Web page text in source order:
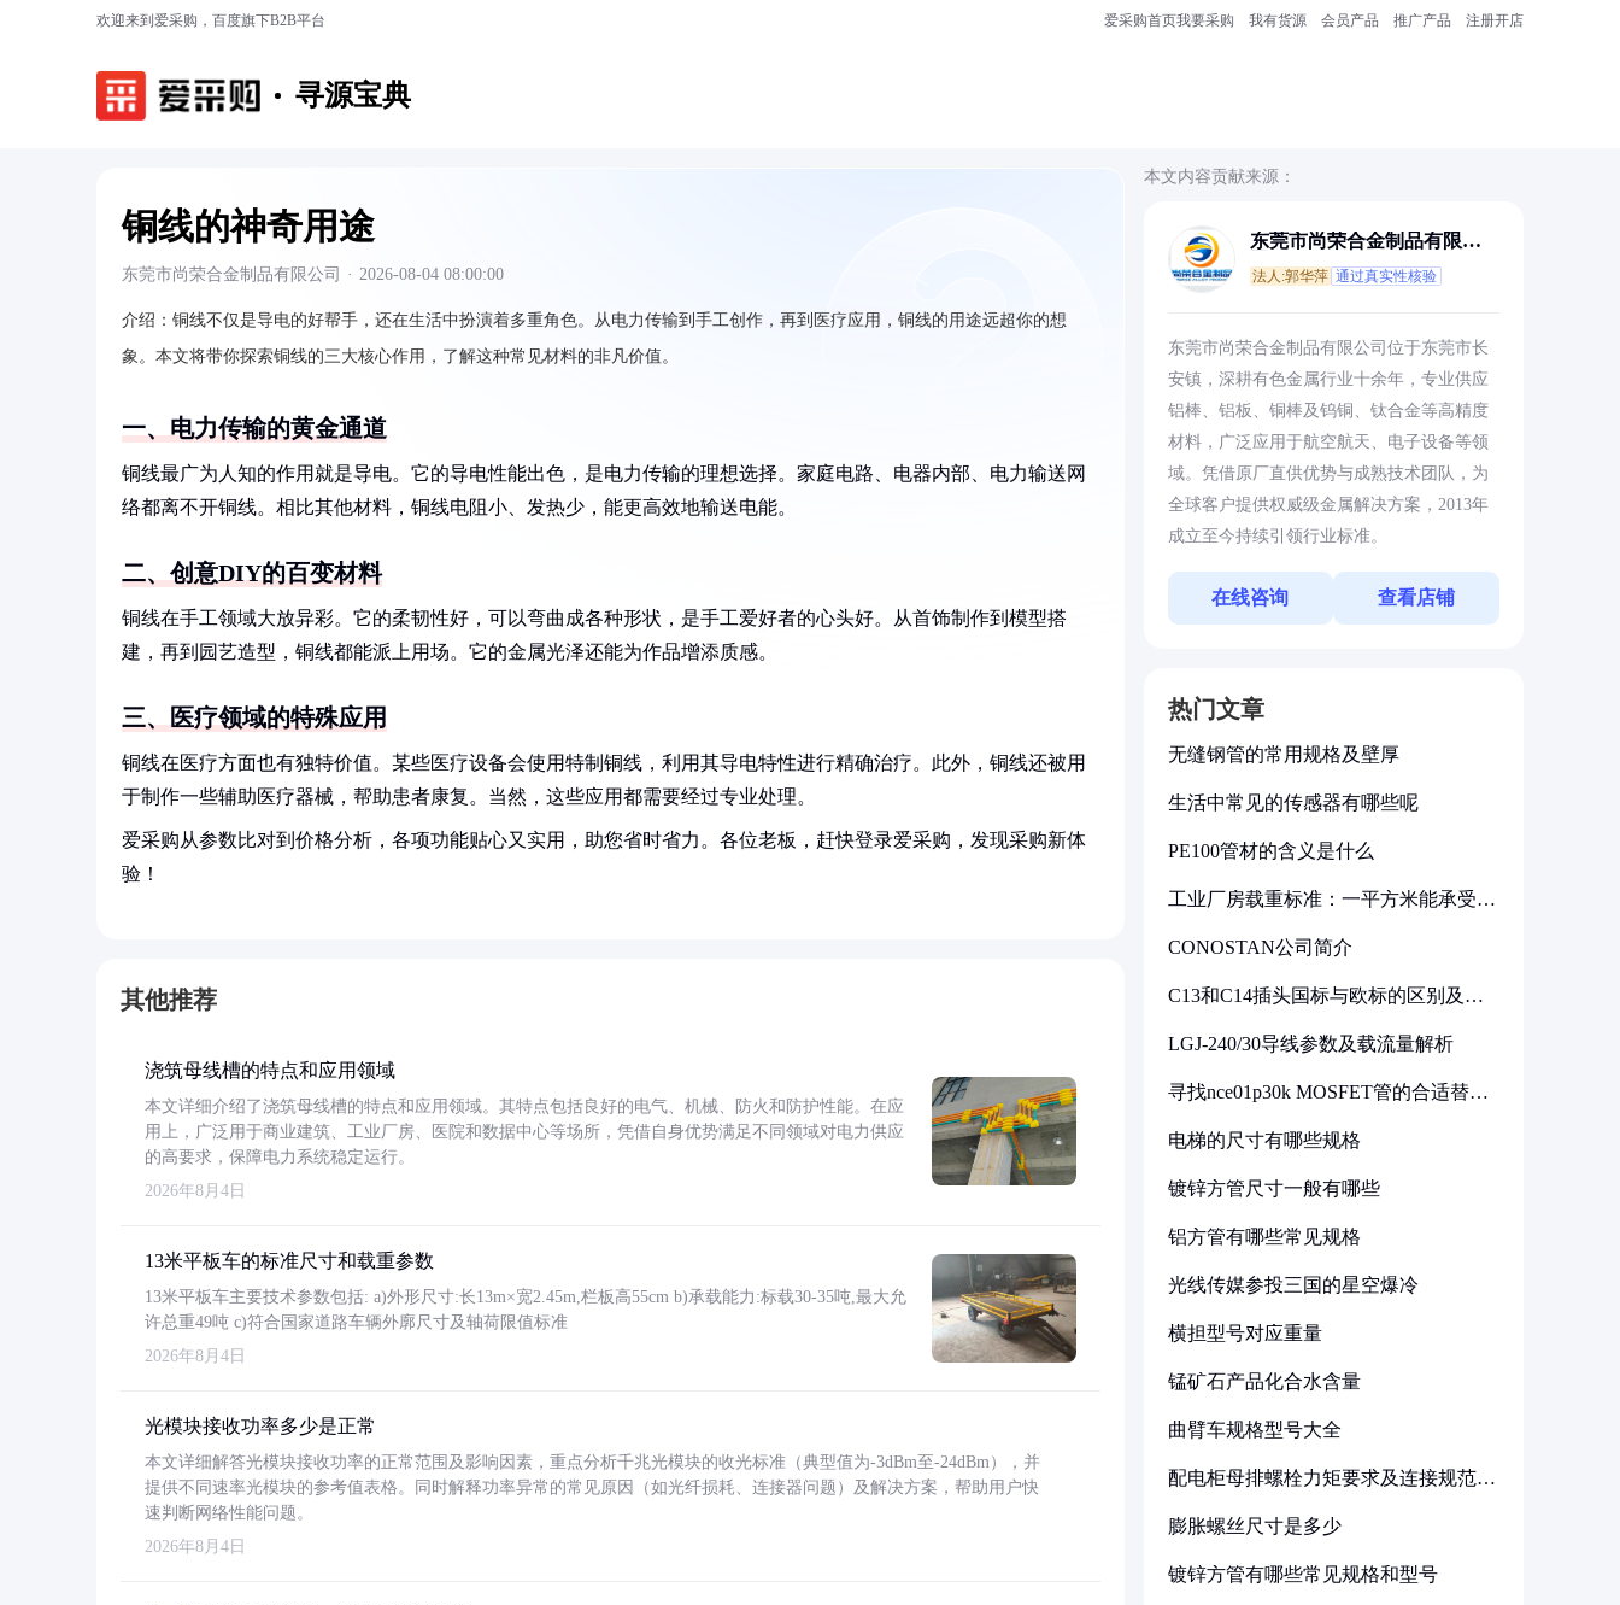
欢迎来到爱采购，百度旗下B2B平台 爱采购首页我要采购 我有货源 会员产品 推广产品 注册开店
寻源宝典
铜线的神奇用途
东莞市尚荣合金制品有限公司 · 2026-08-04 08:00:00
介绍： 铜线不仅是导电的好帮手，还在生活中扮演着多重角色。从电力传输到手工创作，再到医疗应用，铜线的用途远超你的想
象。本文将带你探索铜线的三大核心作用，了解这种常见材料的非凡价值。
一、电力传输的黄金通道
铜线最广为人知的作用就是导电。它的导电性能出色，是电力传输的理想选择。家庭电路、电器内部、电力输送网
络都离不开铜线。相比其他材料，铜线电阻小、发热少，能更高效地输送电能。
二、创意DIY的百变材料
铜线在手工领域大放异彩。它的柔韧性好，可以弯曲成各种形状，是手工爱好者的心头好。从首饰制作到模型搭
建，再到园艺造型，铜线都能派上用场。它的金属光泽还能为作品增添质感。
三、医疗领域的特殊应用
铜线在医疗方面也有独特价值。某些医疗设备会使用特制铜线，利用其导电特性进行精确治疗。此外，铜线还被用
于制作一些辅助医疗器械，帮助患者康复。当然，这些应用都需要经过专业处理。
爱采购从参数比对到价格分析，各项功能贴心又实用，助您省时省力。各位老板，赶快登录爱采购，发现采购新体
验！
其他推荐
浇筑母线槽的特点和应用领域
本文详细介绍了浇筑母线槽的特点和应用领域。其特点包括良好的电气、机械、防火和防护性能。在应
用上，广泛用于商业建筑、工业厂房、医院和数据中心等场所，凭借自身优势满足不同领域对电力供应
的高要求，保障电力系统稳定运行。
2026年8月4日
13米平板车的标准尺寸和载重参数
13米平板车主要技术参数包括: a)外形尺寸:长13m×宽2.45m,栏板高55cm b)承载能力:标载30-35吨,最大允
许总重49吨 c)符合国家道路车辆外廓尺寸及轴荷限值标准
2026年8月4日
光模块接收功率多少是正常
本文详细解答光模块接收功率的正常范围及影响因素，重点分析千兆光模块的收光标准（典型值为-3dBm至-24dBm），并
提供不同速率光模块的参考值表格。同时解释功率异常的常见原因（如光纤损耗、连接器问题）及解决方案，帮助用户快
速判断网络性能问题。
2026年8月4日
本文内容贡献来源：
东莞市尚荣合金制品有限公
法人:郭华萍 通过真实性核验
东莞市尚荣合金制品有限公司位于东莞市长
安镇，深耕有色金属行业十余年，专业供应
铝棒、铝板、铜棒及钨铜、钛合金等高精度
材料，广泛应用于航空航天、电子设备等领
域。凭借原厂直供优势与成熟技术团队，为
全球客户提供权威级金属解决方案，2013年
成立至今持续引领行业标准。
在线咨询 查看店铺
热门文章
无缝钢管的常用规格及壁厚
生活中常见的传感器有哪些呢
PE100管材的含义是什么
工业厂房载重标准：一平方米能承受多
CONOSTAN公司简介
C13和C14插头国标与欧标的区别及其
LGJ-240/30导线参数及载流量解析
寻找nce01p30k MOSFET管的合适替代
电梯的尺寸有哪些规格
镀锌方管尺寸一般有哪些
铝方管有哪些常见规格
光线传媒参投三国的星空爆冷
横担型号对应重量
锰矿石产品化合水含量
曲臂车规格型号大全
配电柜母排螺栓力矩要求及连接规范详
膨胀螺丝尺寸是多少
镀锌方管有哪些常见规格和型号